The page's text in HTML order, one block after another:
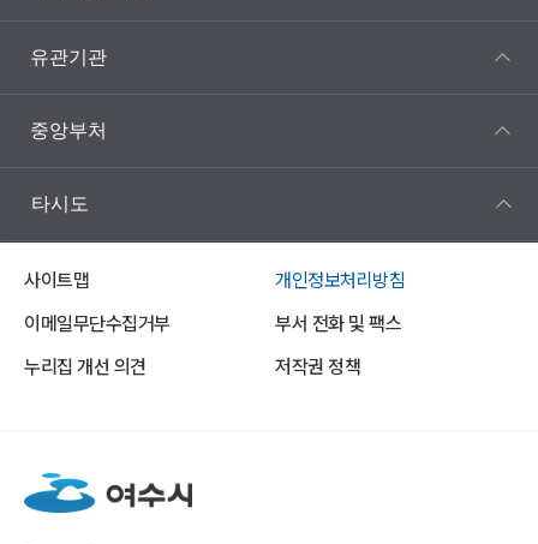
유관기관
중앙부처
타시도
사이트맵
개인정보처리방침
이메일무단수집거부
부서 전화 및 팩스
누리집 개선 의견
저작권 정책